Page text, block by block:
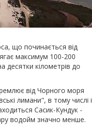
що починається від
максимум 100-200
десятки кілометрів до
від Чорного моря
лимани", в тому числі і
Сасик-Кундук -
водойм значно менше.